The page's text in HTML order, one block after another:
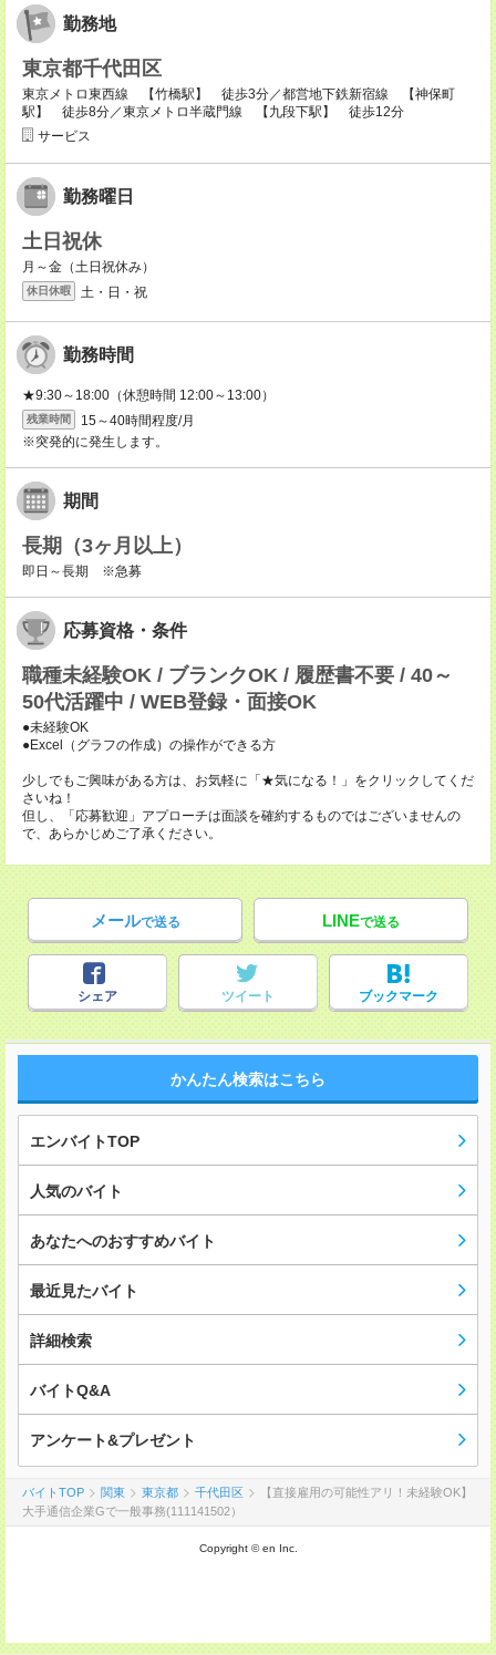
勤務地
東京都千代田区
東京メトロ東西線 【竹橋駅】 徒歩3分／都営地下鉄新宿線 【神保町
駅】 徒歩8分／東京メトロ半蔵門線 【九段下駅】 徒歩12分
サービス
勤務曜日
土日祝休
月～金（土日祝休み）
休日休暇 土・日・祝
勤務時間
★9:30～18:00（休憩時間 12:00～13:00）
残業時間
15～40時間程度/月
※突発的に発生します。
期間
長期（3ヶ月以上）
即日～長期 ※急募
応募資格・条件
職種未経験OK / ブランクOK / 履歴書不要 / 40～
50代活躍中 / WEB登録・面接OK
●未経験OK
●Excel（グラフの作成）の操作ができる方
少しでもご興味がある方は、お気軽に「★気になる！」をクリックしてくだ
さいね！
但し、「応募歓迎」アプローチは面談を確約するものではございませんの
で、あらかじめご了承ください。
メールで送る LINEで送る
シェア ツイート ブックマーク
かんたん検索はこちら
エンバイトTOP
人気のバイト
あなたへのおすすめバイト
最近見たバイト
詳細検索
バイトQ&A
アンケート&プレゼント
バイトTOP 関東 東京都 千代田区
【直接雇用の可能性アリ！未経験OK】
大手通信企業Gで一般事務(111141502）
Copyright © en Inc.